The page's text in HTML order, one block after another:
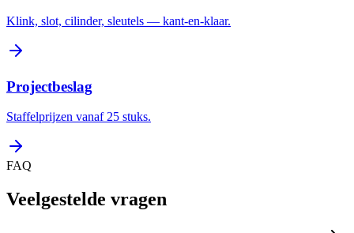
Klink, slot, cilinder, sleutels — kant-en-klaar.
Projectbeslag
Staffelprijzen vanaf 25 stuks.
FAQ
Veelgestelde vragen